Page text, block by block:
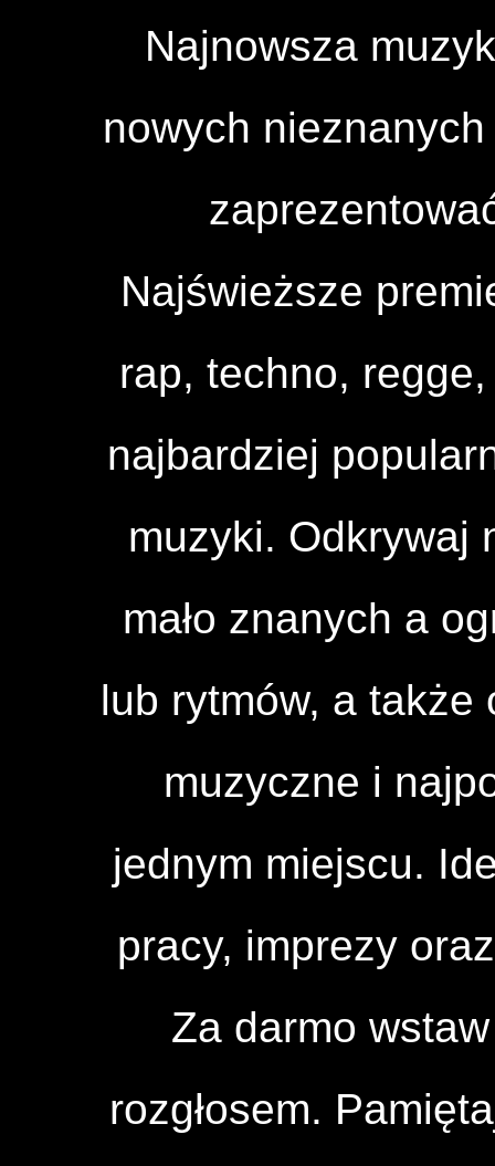
Najnowsza
nowych
Najświeższe
rap, techno,
najbardziej
muzyki. Odkrywaj
mało znanych a
lub rytmów, a także
muzyczne i
jednym miejscu.
pracy, imprezy
Za darmo
rozgłosem.